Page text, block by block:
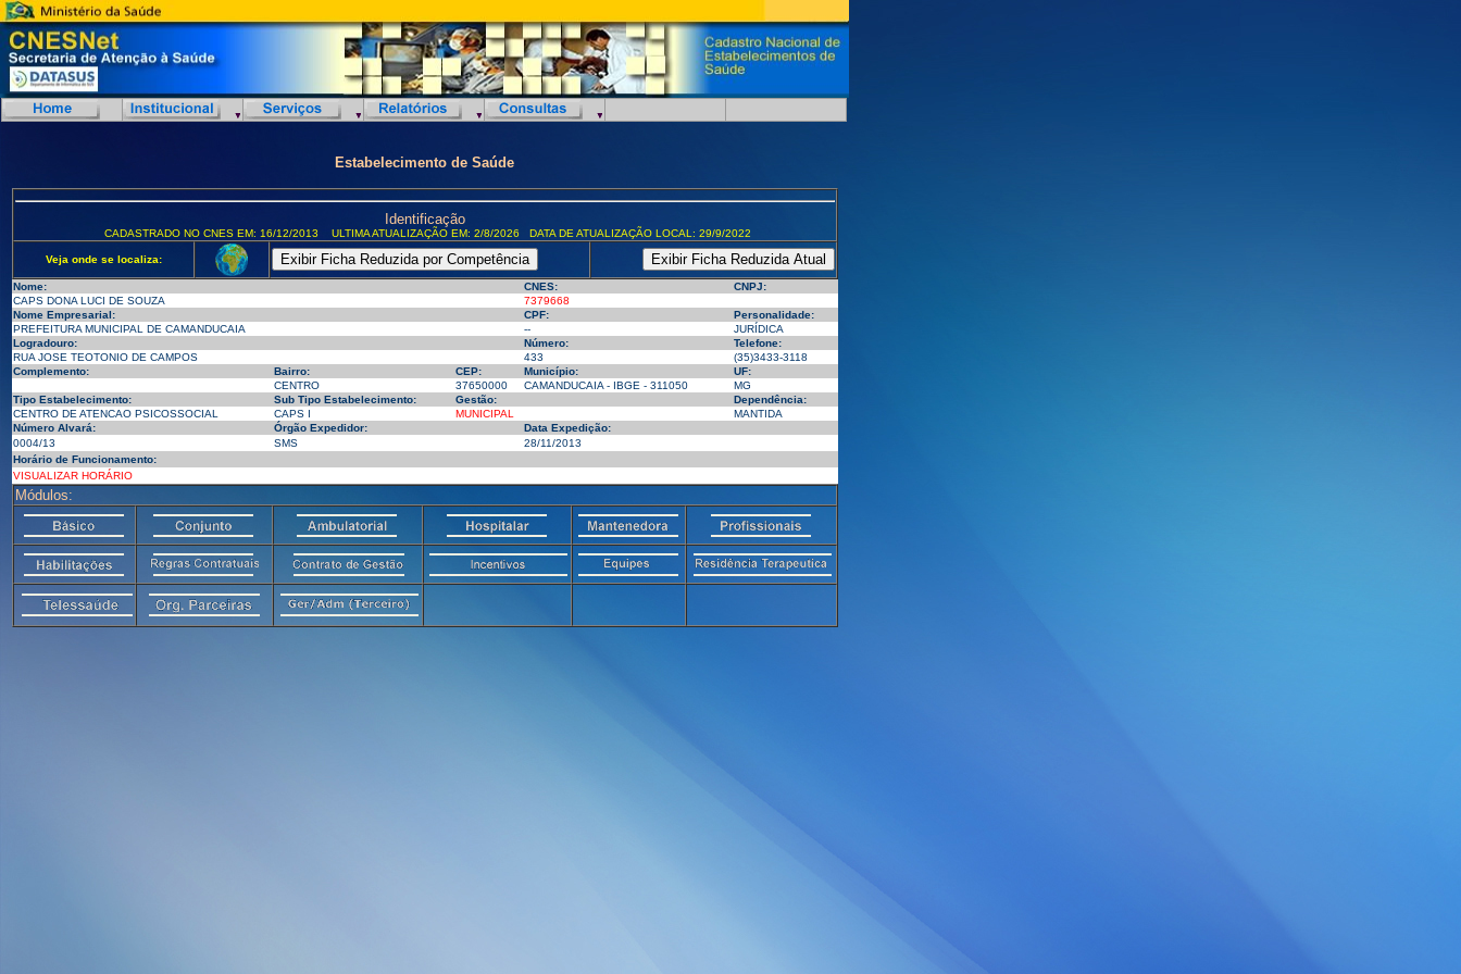
Estabelecimento de Saúde
Identificação
CADASTRADO NO CNES EM: 16/12/2013 ULTIMA ATUALIZAÇÃO EM: 2/8/2026 DATA DE ATUALIZAÇÃO LOCAL: 29/9/2022
Veja onde se localiza:
Nome: CNES:
CNPJ:
CAPS DONA LUCI DE SOUZA
7379668
Nome Empresarial:
CPF:
Personalidade:
PREFEITURA MUNICIPAL DE CAMANDUCAIA
--
JURÍDICA
Logradouro:
Número:
Telefone:
RUA JOSE TEOTONIO DE CAMPOS
433
(35)3433-3118
Complemento:
Bairro: CEP: Município:
UF:
CENTRO
37650000 CAMANDUCAIA - IBGE - 311050
MG
Tipo Estabelecimento:
Sub Tipo Estabelecimento: Gestão:
Dependência:
CENTRO DE ATENCAO PSICOSSOCIAL
CAPS I MUNICIPAL
MANTIDA
Número Alvará:
Órgão Expedidor:
Data Expedição:
0004/13
SMS
28/11/2013
Horário de Funcionamento:
VISUALIZAR HORÁRIO
Módulos: